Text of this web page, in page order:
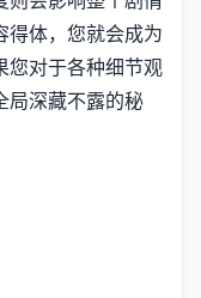
得体，您就会成为
您对于各种细节观
局深藏不露的秘